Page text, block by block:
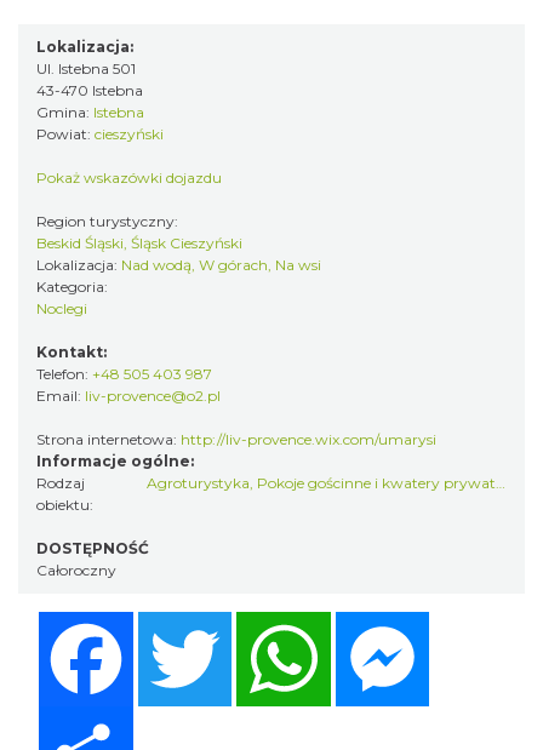
Lokalizacja:
Ul. Istebna 501
43-470 Istebna
Gmina: Istebna
Powiat: cieszyński
Pokaż wskazówki dojazdu
Region turystyczny:
Beskid Śląski, Śląsk Cieszyński
Lokalizacja: Nad wodą, W górach, Na wsi
Kategoria:
Noclegi
Kontakt:
Telefon: +48 505 403 987
Email: liv-provence@o2.pl
Strona internetowa: http://liv-provence.wix.com/umarysi
Informacje ogólne:
Rodzaj
obiektu:
Agroturystyka, Pokoje gościnne i kwatery prywatne
DOSTĘPNOŚĆ
Całoroczny
Twitter WhatsApp